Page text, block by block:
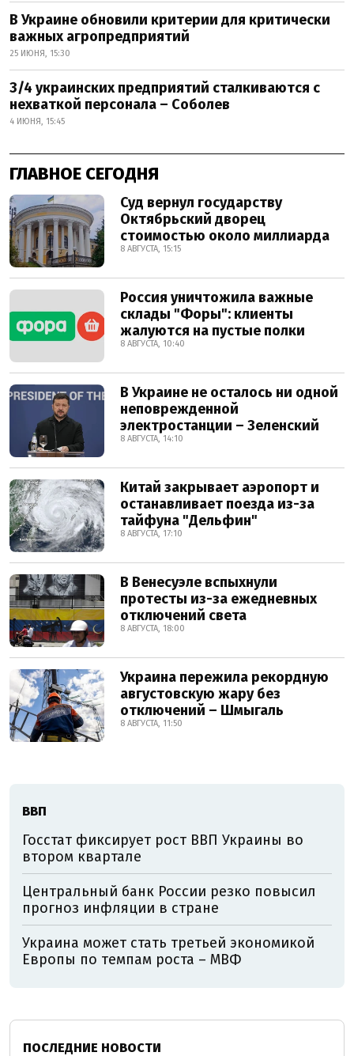
В Украине обновили критерии для критически
важных агропредприятий
25 ИЮНЯ, 15:30
3/4 украинских предприятий сталкиваются с
нехваткой персонала – Соболев
4 ИЮНЯ, 15:45
ГЛАВНОЕ СЕГОДНЯ
Суд вернул государству
Октябрьский дворец
стоимостью около миллиарда
8 АВГУСТА, 15:15
Россия уничтожила важные
склады "Форы": клиенты
жалуются на пустые полки
8 АВГУСТА, 10:40
В Украине не осталось ни одной
неповрежденной
электростанции – Зеленский
8 АВГУСТА, 14:10
Китай закрывает аэропорт и
останавливает поезда из-за
тайфуна "Дельфин"
8 АВГУСТА, 17:10
В Венесуэле вспыхнули
протесты из-за ежедневных
отключений света
8 АВГУСТА, 18:00
Украина пережила рекордную
августовскую жару без
отключений – Шмыгаль
8 АВГУСТА, 11:50
ВВП
Госстат фиксирует рост ВВП Украины во
втором квартале
Центральный банк России резко повысил
прогноз инфляции в стране
Украина может стать третьей экономикой
Европы по темпам роста – МВФ
ПОСЛЕДНИЕ НОВОСТИ